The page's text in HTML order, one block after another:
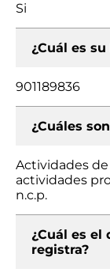
Si
¿Cuál es su
901189836
¿Cuáles
Actividades de
actividades
n.c.p.
¿Cuál es el
registra?